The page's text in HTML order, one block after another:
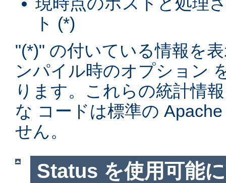
ト (*)
"(*)" の付いている情報を
ンパイル時のオプション
ります。これらの統計情
な コードは標準の
せん。
Status を使用可能